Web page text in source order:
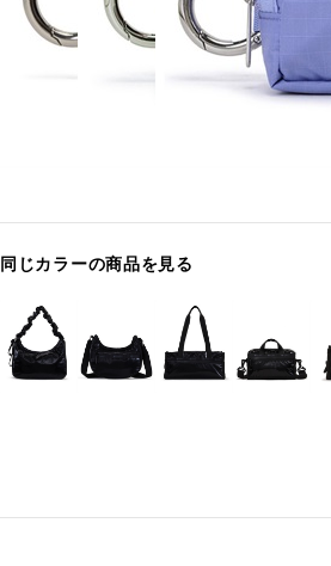
同じカラーの商品を見る